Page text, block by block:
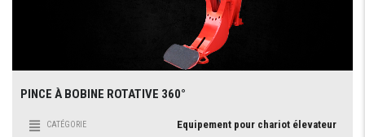
PINCE À BOBINE ROTATIVE 360°
CATÉGORIE Equipement pour chariot élevateur